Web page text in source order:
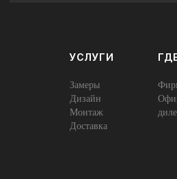
УСЛУГИ
Замеры
Дизайн
Монтаж
Доставка